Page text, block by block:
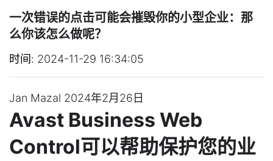
一次错误的点击可能会摧毁你的小型企业：那
么你该怎么做呢？
时间 2024-11-29 16:34:05
Jan Mazal 2024年2月26日
Avast Business Web
Control可以帮助保护您的业